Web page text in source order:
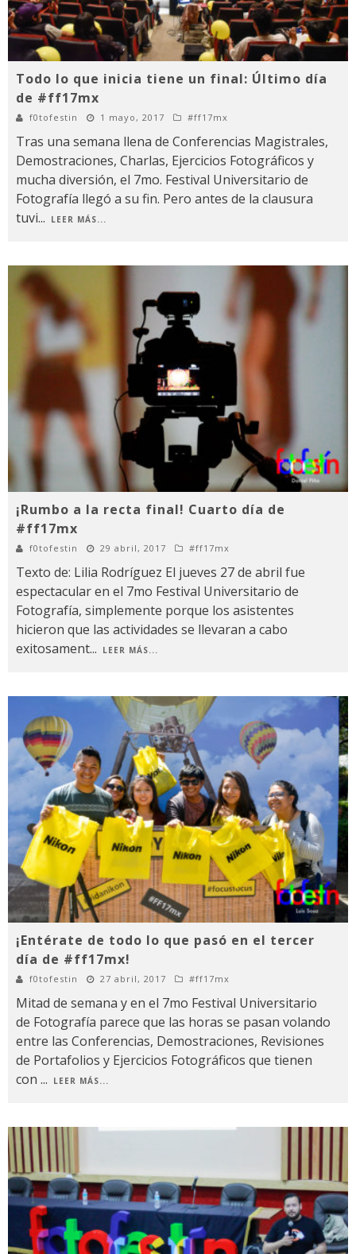
Todo lo que inicia tiene un final: Último día
de #ff17mx
f0tofestin 1 mayo, 2017 #ff17mx
Tras una semana llena de Conferencias Magistrales,
Demostraciones, Charlas, Ejercicios Fotográficos y
mucha diversión, el 7mo. Festival Universitario de
Fotografía llegó a su fin. Pero antes de la clausura
tuvi... LEER MÁS...
¡Rumbo a la recta final! Cuarto día de
#ff17mx
f0tofestin 29 abril, 2017 #ff17mx
Texto de: Lilia Rodríguez El jueves 27 de abril fue
espectacular en el 7mo Festival Universitario de
Fotografía, simplemente porque los asistentes
hicieron que las actividades se llevaran a cabo
exitosament... LEER MÁS...
¡Entérate de todo lo que pasó en el tercer
día de #ff17mx!
f0tofestin 27 abril, 2017 #ff17mx
Mitad de semana y en el 7mo Festival Universitario
de Fotografía parece que las horas se pasan volando
entre las Conferencias, Demostraciones, Revisiones
de Portafolios y Ejercicios Fotográficos que tienen
con ... LEER MÁS...